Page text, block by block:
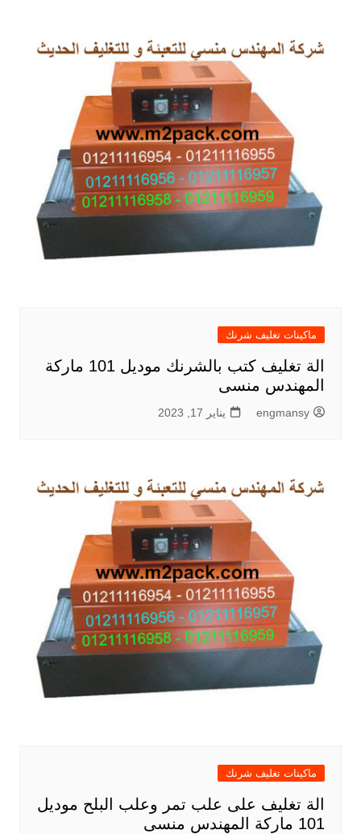
ماكينات تغليف شرنك
الة تغليف كتب بالشرنك موديل 101 ماركة
المهندس منسى
engmansy يناير 17, 2023
ماكينات تغليف شرنك
الة تغليف على علب تمر وعلب البلح موديل
101 ماركة المهندس منسى